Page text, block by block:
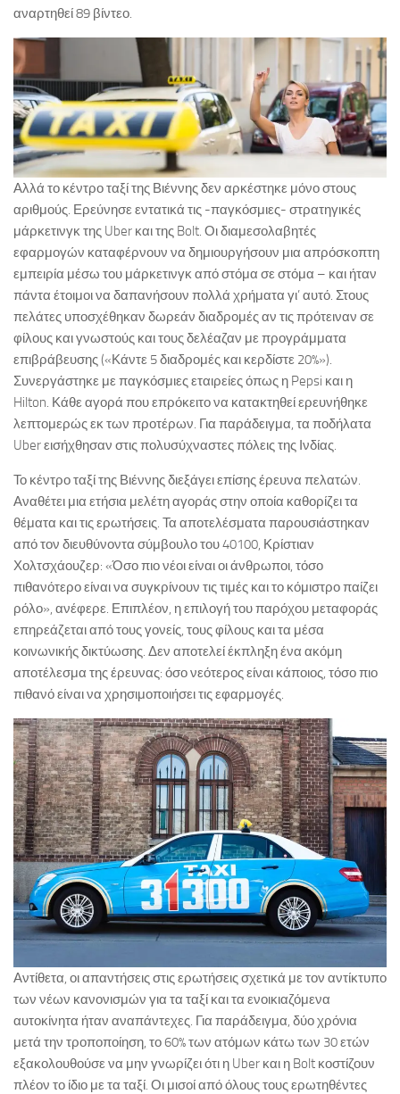
αναρτηθεί 89 βίντεο.
Αλλά το κέντρο ταξί της Βιέννης δεν αρκέστηκε μόνο στους
αριθμούς. Ερεύνησε εντατικά τις -παγκόσμιες- στρατηγικές
μάρκετινγκ της Uber και της Bolt. Οι διαμεσολαβητές
εφαρμογών καταφέρνουν να δημιουργήσουν μια απρόσκοπτη
εμπειρία μέσω του μάρκετινγκ από στόμα σε στόμα – και ήταν
πάντα έτοιμοι να δαπανήσουν πολλά χρήματα γι’ αυτό. Στους
πελάτες υποσχέθηκαν δωρεάν διαδρομές αν τις πρότειναν σε
φίλους και γνωστούς και τους δελέαζαν με προγράμματα
επιβράβευσης («Κάντε 5 διαδρομές και κερδίστε 20%»).
Συνεργάστηκε με παγκόσμιες εταιρείες όπως η Pepsi και η
Hilton. Κάθε αγορά που επρόκειτο να κατακτηθεί ερευνήθηκε
λεπτομερώς εκ των προτέρων. Για παράδειγμα, τα ποδήλατα
Uber εισήχθησαν στις πολυσύχναστες πόλεις της Ινδίας.
Το κέντρο ταξί της Βιέννης διεξάγει επίσης έρευνα πελατών.
Αναθέτει μια ετήσια μελέτη αγοράς στην οποία καθορίζει τα
θέματα και τις ερωτήσεις. Τα αποτελέσματα παρουσιάστηκαν
από τον διευθύνοντα σύμβουλο του 40100, Κρίστιαν
Χολτσχάουζερ: «Όσο πιο νέοι είναι οι άνθρωποι, τόσο
πιθανότερο είναι να συγκρίνουν τις τιμές και το κόμιστρο παίζει
ρόλο», ανέφερε. Επιπλέον, η επιλογή του παρόχου μεταφοράς
επηρεάζεται από τους γονείς, τους φίλους και τα μέσα
κοινωνικής δικτύωσης. Δεν αποτελεί έκπληξη ένα ακόμη
αποτέλεσμα της έρευνας: όσο νεότερος είναι κάποιος, τόσο πιο
πιθανό είναι να χρησιμοποιήσει τις εφαρμογές.
Αντίθετα, οι απαντήσεις στις ερωτήσεις σχετικά με τον αντίκτυπο
των νέων κανονισμών για τα ταξί και τα ενοικιαζόμενα
αυτοκίνητα ήταν αναπάντεχες. Για παράδειγμα, δύο χρόνια
μετά την τροποποίηση, το 60% των ατόμων κάτω των 30 ετών
εξακολουθούσε να μην γνωρίζει ότι η Uber και η Bolt κοστίζουν
πλέον το ίδιο με τα ταξί. Οι μισοί από όλους τους ερωτηθέντες